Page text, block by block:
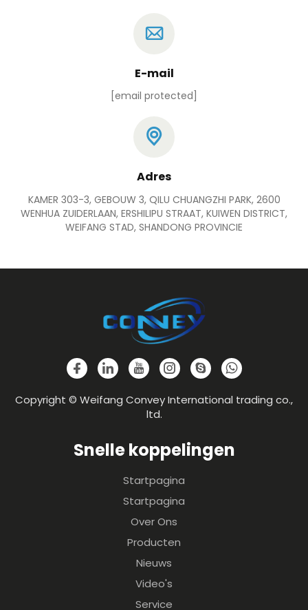
E-mail
[email protected]
Adres
KAMER 303-3, GEBOUW 3, QILU CHUANGZHI PARK, 2600
WENHUA ZUIDERLAAN, ERSHILIPU STRAAT, KUIWEN DISTRICT,
WEIFANG STAD, SHANDONG PROVINCIE
Copyright © Weifang Convey International trading co.,
ltd.
Snelle koppelingen
Startpagina
Startpagina
Over Ons
Producten
Nieuws
Video's
Service